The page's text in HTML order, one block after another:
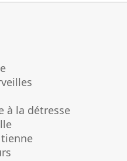
à la détresse